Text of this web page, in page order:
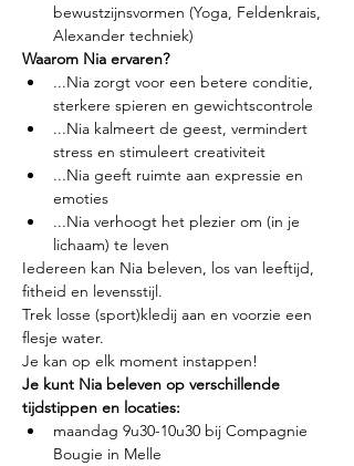
bewustzijnsvormen (Yoga, Feldenkrais,
Alexander techniek)
Waarom Nia ervaren?
...Nia zorgt voor een betere conditie,
sterkere spieren en gewichtscontrole
...Nia kalmeert de geest, vermindert
stress en stimuleert creativiteit
...Nia geeft ruimte aan expressie en
emoties
...Nia verhoogt het plezier om (in je
lichaam) te leven
Iedereen kan Nia beleven, los van leeftijd,
fitheid en levensstijl.
Trek losse (sport)kledij aan en voorzie een
flesje water.
Je kan op elk moment instappen!
Je kunt Nia beleven op verschillende
tijdstippen en locaties:
maandag 9u30-10u30 bij Compagnie
Bougie in Melle